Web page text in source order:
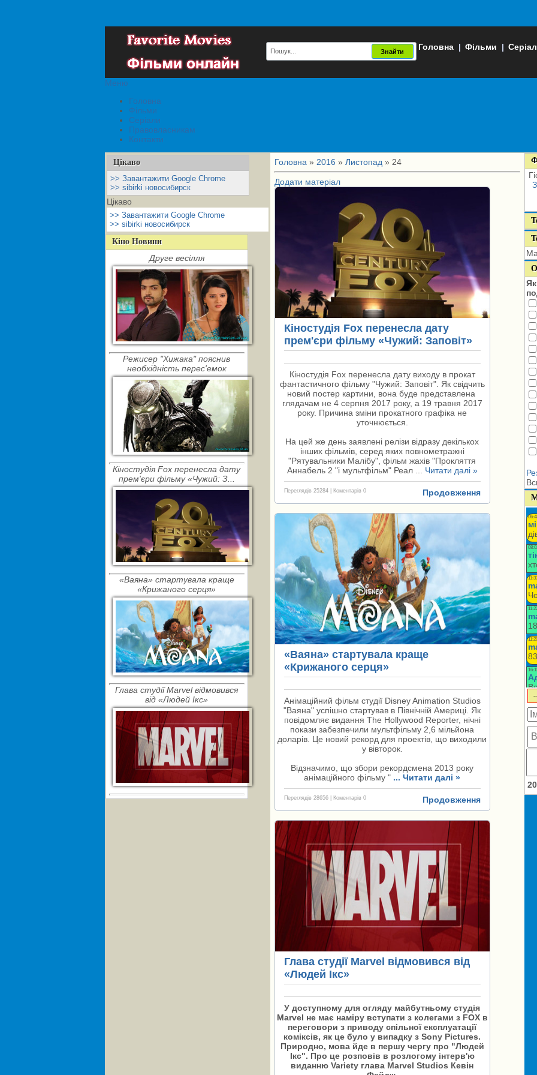
Головна | Фільми |
Меню
Головна
Фільми
Серіали
Правовласникам
Контакти
Цікаво
>> Завантажити Google Chrome
>> sibirki новосибирск
Цікаво
>> Завантажити Google Chrome
>> sibirki новосибирск
Кіно Новини
Друге весілля
Режисер "Хижака" пояснив
необхідність перес'емок
Кіностудія Fox перенесла дату
прем'єри фільму «Чужий: З...
«Ваяна» стартувала краще
«Крижаного серця»
Глава студії Marvel відмовився
від «Людей Ікс»
Головна » 2016 » Листопад » 24
Додати матеріал
Кіностудія Fox перенесла дату
прем'єри фільму «Чужий: Заповіт»
Кіностудія Fox перенесла дату виходу в прокат
фантастичного фільму "Чужий: Заповіт". Як свідчить
новий постер картини, вона буде представлена ​​
глядачам не 4 серпня 2017 року, а 19 травня 2017
року. Причина зміни прокатного графіка не
уточнюється.
На цей же день заявлені релізи відразу декількох
інших фільмів, серед яких повнометражні
"Рятувальники Малібу", фільм жахів "Прокляття
Аннабель 2 "і мультфільм" Реал
Читати далі »
Переглядів 25284 | Коментарів 0 Продовження
«Ваяна» стартувала краще
«Крижаного серця»
Анімаційний фільм студії Disney Animation Studios
"Ваяна" успішно стартував в Північній Америці. Як
повідомляє видання The Hollywood Reporter, нічні
покази забезпечили мультфільму 2,6 мільйона
доларів. Це новий рекорд для проектів, що виходили
у вівторок.
Відзначимо, що збори рекордсмена 2013 року
анімаційного фільму " ... Читати далі »
Переглядів 28656 | Коментарів 0 Продовження
Глава студії Marvel відмовився від
«Людей Ікс»
У доступному для огляду майбутньому студія
Marvel не має наміру вступати з колегами з FOX в
переговори з приводу спільної експлуатації
коміксів, як це було у випадку з Sony Pictures.
Природно, мова йде в першу чергу про "Людей
Ікс". Про це розповів в розлогому інтерв'ю
виданню Variety глава Marvel Studios Кевін